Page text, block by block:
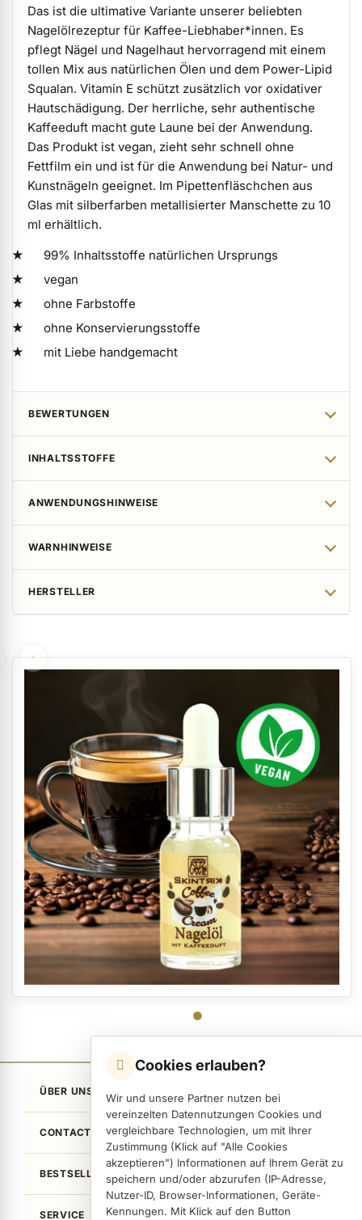
Cookies erlauben?
Wir und unsere Partner nutzen bei
vereinzelten Datennutzungen Cookies und
vergleichbare Technologien, um mit Ihrer
Zustimmung (Klick auf "Alle Cookies
akzeptieren") Informationen auf Ihrem Gerät zu
speichern und/oder abzurufen (IP-Adresse,
Nutzer-ID, Browser-Informationen, Geräte-
Kennungen. Mit Klick auf den Button
Das ist die ultimative Variante unserer beliebten
Nagelölrezeptur für Kaffee-Liebhaber*innen. Es
pflegt Nägel und Nagelhaut hervorragend mit einem
tollen Mix aus natürlichen Ölen und dem Power-Lipid
Squalan. Vitamin E schützt zusätzlich vor oxidativer
Hautschädigung. Der herrliche, sehr authentische
Kaffeeduft macht gute Laune bei der Anwendung.
Das Produkt ist vegan, zieht sehr schnell ohne
Fettfilm ein und ist für die Anwendung bei Natur- und
Kunstnägeln geeignet. Im Pipettenfläschchen aus
Glas mit silberfarben metallisierter Manschette zu 10
ml erhältlich.
99% Inhaltsstoffe natürlichen Ursprungs
vegan
ohne Farbstoffe
ohne Konservierungsstoffe
mit Liebe handgemacht
BEWERTUNGEN
INHALTSSTOFFE
ANWENDUNGSHINWEISE
WARNHINWEISE
HERSTELLER
ÜBER UNS
CONTACT
BESTSELLER
SERVICE